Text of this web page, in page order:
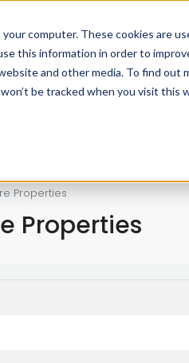
computer. These cookies are
this information in order to
and other media. To find out
be tracked when you visit
Properties
Properties